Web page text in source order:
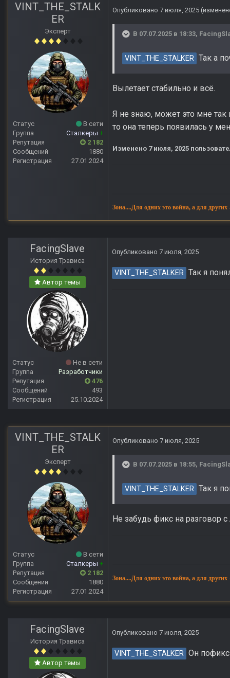
VINT_THE_STALK
ER
Эксперт
Статус
В сети
Группа
Сталкеры +
Репутация
2 182
Сообщений
1880
Регистрация
27.01.2024
Опубликовано 7 июля, 2025
В 07.07.2025 в 18:33,
VINT_THE_STALKER Так а
Вылетает стабильно и всё.
Я не знаю, может это мне так
то она теперь появилась у
Изменено 7 июля, 2025
Зона....Для одних это война, а для
FacingSlave
История Трависа
Автор темы
Статус
Не в сети
Группа
Разработчики
Репутация
476
Сообщений
493
Регистрация
25.10.2024
Опубликовано 7 июля, 2025
VINT_THE_STALKER Так я
VINT_THE_STALK
ER
Эксперт
Статус
В сети
Группа
Сталкеры +
Репутация
2 182
Сообщений
1880
Регистрация
27.01.2024
Опубликовано 7 июля, 2025
В 07.07.2025 в 18:55,
VINT_THE_STALKER Так я
Не забудь фикс на
Зона....Для одних это война, а для
FacingSlave
История Трависа
Автор темы
Опубликовано 7 июля, 2025
VINT_THE_STALKER Он